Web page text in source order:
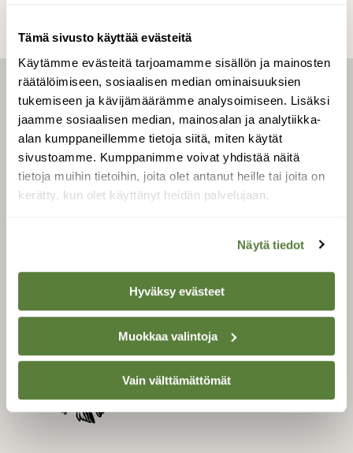
Tämä sivusto käyttää evästeitä
Käytämme evästeitä tarjoamamme sisällön ja mainosten
räätälöimiseen, sosiaalisen median ominaisuuksien
tukemiseen ja kävijämäärämme analysoimiseen. Lisäksi
jaamme sosiaalisen median, mainosalan ja analytiikka-
alan kumppaneillemme tietoja siitä, miten käytät
sivustoamme. Kumppanimme voivat yhdistää näitä
tietoja muihin tietoihin, joita olet antanut heille tai joita on
kerätty, kun olet käyttänyt heidän palvelujaan.
Näytä tiedot
Hyväksy evästeet
Muokkaa valintoja
Vain välttämättömät
LEHTI
Uusin lehti
Tilaa Suomen Luonto
Tilaa digilukuoikeus
Äänestä parasta juttua
SUOMEN LUONNON­
SUOJELU­LIITTO
Suomen Luonto -lehden
kustantaja onSuomen